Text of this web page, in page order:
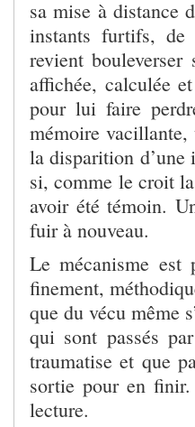
sa mise à distance
instants furtifs, de
revient
affichée, calculée
pour lui faire
mémoire
la disparition d’une
si, comme le croit
avoir été témoin.
fuir à nouveau.
Le mécanisme est
finement,
que du vécu même
qui sont passés
traumatise et que
sortie pour en
lecture.